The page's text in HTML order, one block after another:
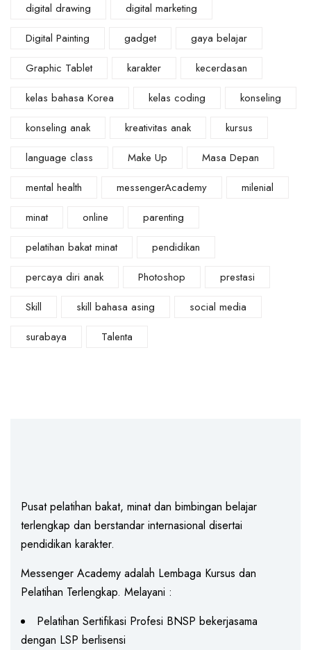
digital drawing
digital marketing
Digital Painting
gadget
gaya belajar
Graphic Tablet
karakter
kecerdasan
kelas bahasa Korea
kelas coding
konseling
konseling anak
kreativitas anak
kursus
language class
Make Up
Masa Depan
mental health
messengerAcademy
milenial
minat
online
parenting
pelatihan bakat minat
pendidikan
percaya diri anak
Photoshop
prestasi
Skill
skill bahasa asing
social media
surabaya
Talenta
Pusat pelatihan bakat, minat dan bimbingan belajar
terlengkap dan berstandar internasional disertai
pendidikan karakter.
Messenger Academy adalah Lembaga Kursus dan
Pelatihan Terlengkap. Melayani :
Pelatihan Sertifikasi Profesi BNSP bekerjasama
dengan LSP berlisensi